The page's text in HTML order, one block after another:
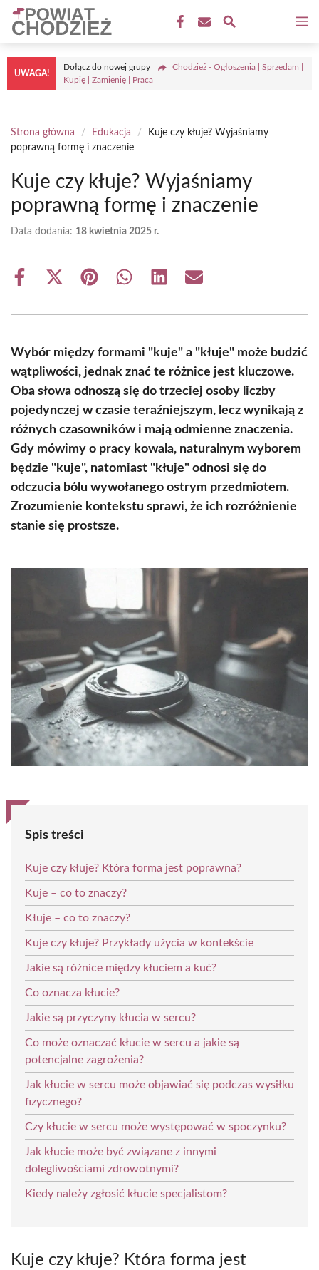
Przejdź
treści
UWAGA!
Dołącz do nowej grupy
Chodzież - Ogłoszenia | Sprzedam |
Kupię | Zamienię | Praca
Strona główna / Edukacja /
Kuje czy kłuje? Wyjaśniamy
poprawną formę i znaczenie
Kuje czy kłuje? Wyjaśniamy
poprawną formę i znaczenie
Data dodania: 18 kwietnia 2025 r.
Share
Share
(Twitter)
Share Share Share Share
Wybór między formami "kuje" a "kłuje" może budzić
wątpliwości, jednak znać te różnice jest kluczowe.
Oba słowa odnoszą się do trzeciej osoby liczby
pojedynczej w czasie teraźniejszym, lecz wynikają z
różnych czasowników i mają odmienne znaczenia.
Gdy mówimy o pracy kowala, naturalnym wyborem
będzie "kuje", natomiast "kłuje" odnosi się do
odczucia bólu wywołanego ostrym przedmiotem.
Zrozumienie kontekstu sprawi, że ich rozróżnienie
stanie się prostsze.
Spis treści
Kuje czy kłuje? Która forma jest poprawna?
Kuje – co to znaczy?
Kłuje – co to znaczy?
Kuje czy kłuje? Przykłady użycia w kontekście
Jakie są różnice między kłuciem a kuć?
Co oznacza kłucie?
Jakie są przyczyny kłucia w sercu?
Co może oznaczać kłucie w sercu a jakie są
potencjalne zagrożenia?
Jak kłucie w sercu może objawiać się podczas wysiłku
fizycznego?
Czy kłucie w sercu może występować w spoczynku?
Jak kłucie może być związane z innymi
dolegliwościami zdrowotnymi?
Kiedy należy zgłosić kłucie specjalistom?
Kuje czy kłuje? Która forma jest